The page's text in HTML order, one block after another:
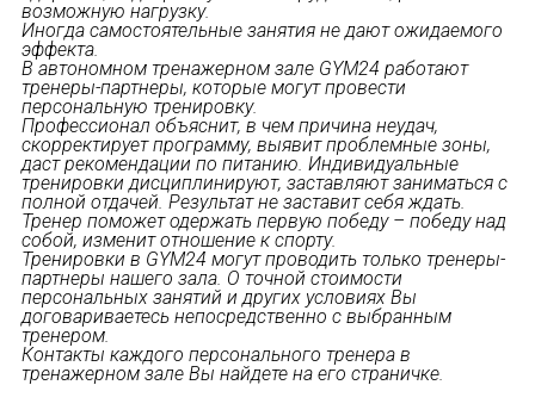
возможную нагрузку.
Иногда самостоятельные занятия не дают ожидаемого
эффекта.
В автономном тренажерном зале GYM24 работают
тренеры-партнеры, которые могут провести
персональную тренировку.
Профессионал объяснит, в чем причина неудач,
скорректирует программу, выявит проблемные зоны,
даст рекомендации по питанию. Индивидуальные
тренировки дисциплинируют, заставляют заниматься с
полной отдачей. Результат не заставит себя ждать.
Тренер поможет одержать первую победу – победу над
собой, изменит отношение к спорту.
Тренировки в GYM24 могут проводить только тренеры-
партнеры нашего зала. О точной стоимости
персональных занятий и других условиях Вы
договариваетесь непосредственно с выбранным
тренером.
Контакты каждого персонального тренера в
тренажерном зале Вы найдете на его страничке.